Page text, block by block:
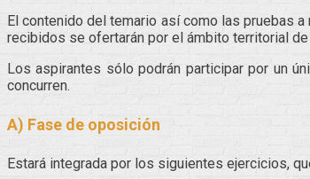
El contenido del temario así como las pruebas
recibidos se ofertarán por el ámbito territorial
Los aspirantes sólo podrán participar por un
concurren.
A) Fase de oposición
Estará integrada por los siguientes ejercicios,